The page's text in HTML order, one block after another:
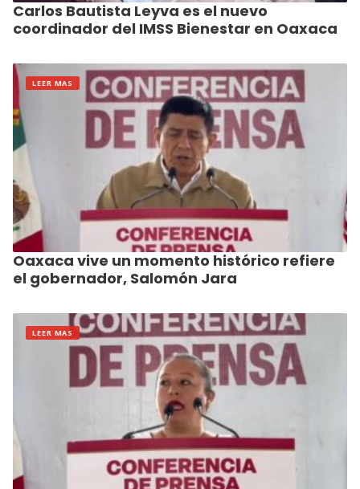
Carlos Bautista Leyva es el nuevo
coordinador del IMSS Bienestar en Oaxaca
LEER MAS
Oaxaca vive un momento histórico refiere
el gobernador, Salomón Jara
LEER MAS